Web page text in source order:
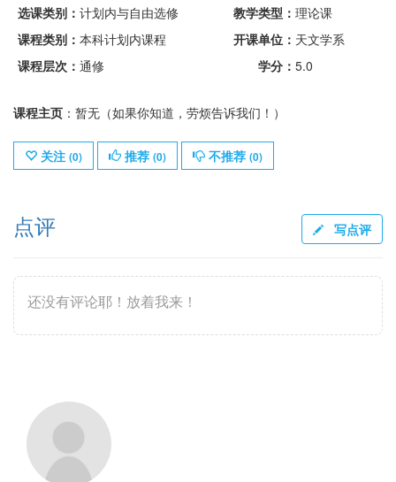
选课类别： 计划内与自由选修 教学类型： 理论课
课程类别： 本科计划内课程 开课单位： 天文学系
课程层次： 通修 学分： 5.0
课程主页 ：暂无（如果你知道，劳烦告诉我们！）
关注 (0) 推荐 (0) 不推荐 (0)
点评 写点评
还没有评论耶！放着我来！